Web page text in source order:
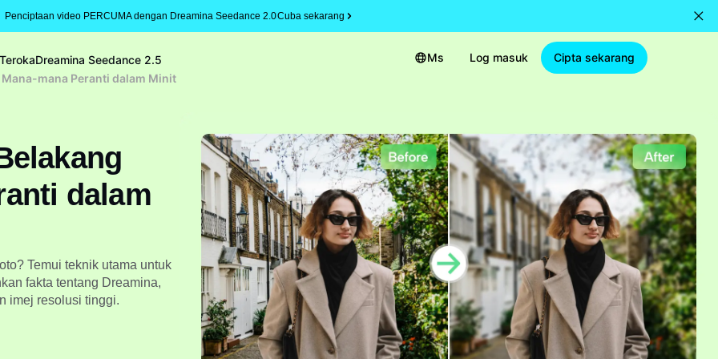
Penciptaan video PERCUMA dengan Dreamina Seedance 2.0Cuba sekarang
TerokaDreamina Seedance 2.5 Ms Log masuk
Cipta sekarang
mana Peranti dalam Minit
dalam
Temui teknik utama untuk
fakta tentang Dreamina,
imej resolusi tinggi.